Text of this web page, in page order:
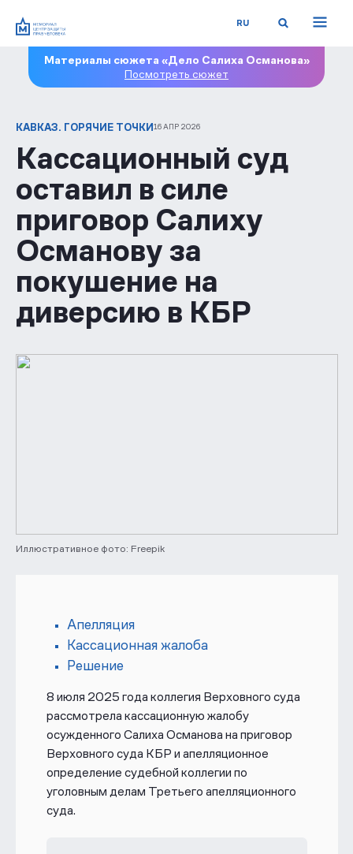
RU
Материалы сюжета «Дело Салиха Османова»
Посмотреть сюжет
КАВКАЗ. ГОРЯЧИЕ ТОЧКИ16 АПР 2026
Кассационный суд
оставил в силе
приговор Салиху
Османову за
покушение на
диверсию в КБР
Иллюстративное фото: Freepik
Апелляция
Кассационная жалоба
Решение
8 июля 2025 года коллегия Верховного суда
рассмотрела кассационную жалобу
осужденного Салиха Османова на приговор
Верховного суда КБР и апелляционное
определение судебной коллегии по
уголовным делам Третьего апелляционного
суда.